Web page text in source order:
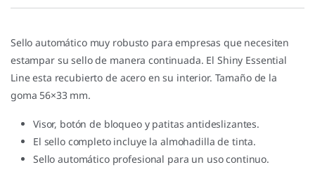
Sello automático muy robusto para empresas que necesiten
estampar su sello de manera continuada. El Shiny Essential
Line esta recubierto de acero en su interior. Tamaño de la
goma 56×33 mm.
Visor, botón de bloqueo y patitas antideslizantes.
El sello completo incluye la almohadilla de tinta.
Sello automático profesional para un uso continuo.